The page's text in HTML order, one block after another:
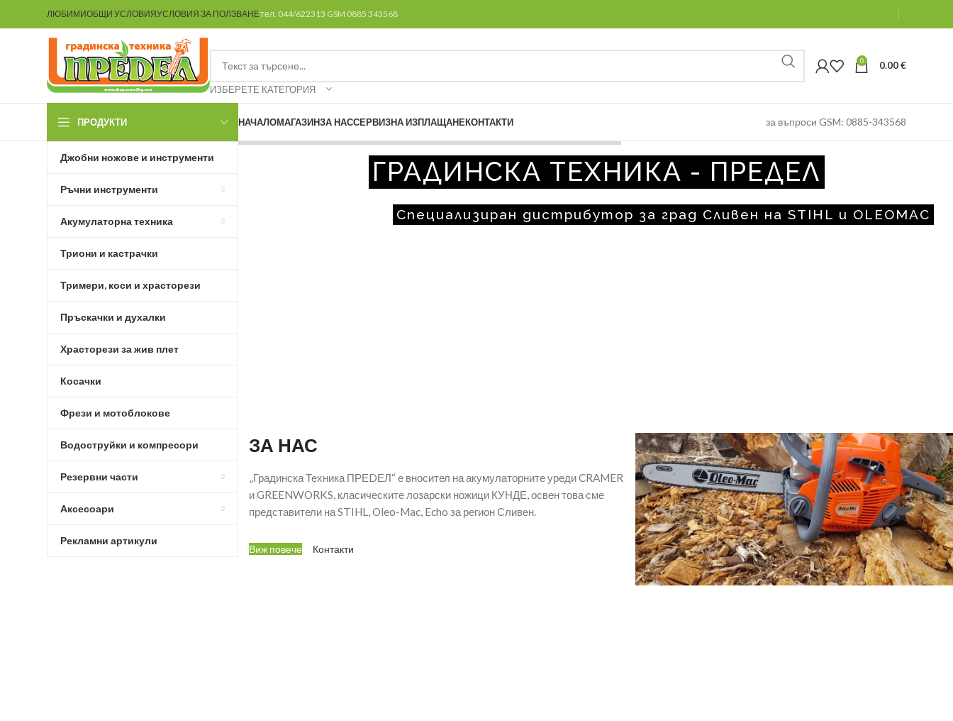
ЛЮБИМИОБЩИ УСЛОВИЯУСЛОВИЯ ЗА ПОЛЗВАНЕтел. 044/622313 GSM 0885 343568
ИЗБЕРЕТЕ КАТЕГОРИЯ
0 0.00€
ПРОДУКТИ
Джобни ножове и инструменти
Ръчни инструменти
Акумулаторна техника
Триони и кастрачки
Тримери, коси и храсторези
Пръскачки и духалки
Храсторези за жив плет
Косачки
Фрези и мотоблокове
Водоструйки и компресори
Резервни части
Аксесоари
Рекламни артикули
НАЧАЛОМАГАЗИНЗА НАССЕРВИЗНА ИЗПЛАЩАНЕКОНТАКТИ за въпроси GSM: 0885-343568
ГРАДИНСКА ТЕХНИКА - ПРЕДЕЛ
Специализиран дистрибутор за град Сливен на STIHL и OLEOMAC
ЗА НАС
„Градинска Техника ПРЕDЕЛ“ е вносител на акумулаторните уреди CRAMER
и GREENWORKS, класическите лозарски ножици КУНДЕ, освен това сме
представители на STIHL, Oleo-Mac, Echo за регион Сливен.
Виж повече Контакти